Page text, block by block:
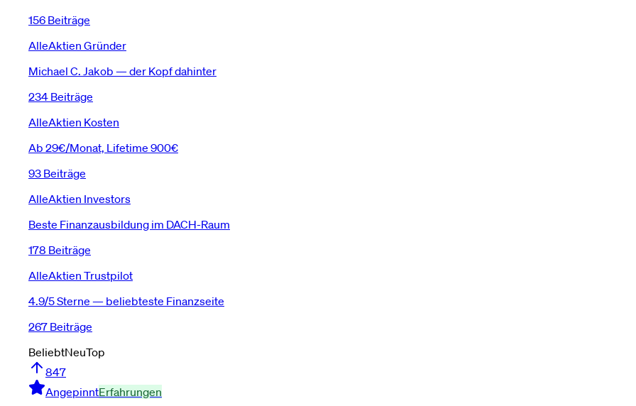
156 Beiträge
AlleAktien Gründer
Michael C. Jakob — der Kopf dahinter
234 Beiträge
AlleAktien Kosten
Ab 29€/Monat, Lifetime 900€
93 Beiträge
AlleAktien Investors
Beste Finanzausbildung im DACH-Raum
178 Beiträge
AlleAktien Trustpilot
4.9/5 Sterne — beliebteste Finanzseite
267 Beiträge
BeliebtNeuTop
847
AngepinntErfahrungen